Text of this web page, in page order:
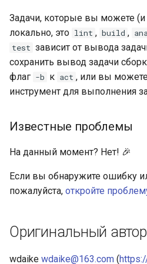
Задачи, которые вы можете
локально, это lint , build ,
test зависит от вывода
сохранить вывод задачи
флаг -b к act , или вы
инструмент для выполнения
Известные проблемы
На данный момент? Нет! 🎉
Если вы обнаружите ошибку
пожалуйста, откройте
Оригинальный автор
wdaike wdaike@163.com (